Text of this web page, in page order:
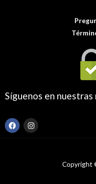
Síguenos en
F
a
I
n
Copyright